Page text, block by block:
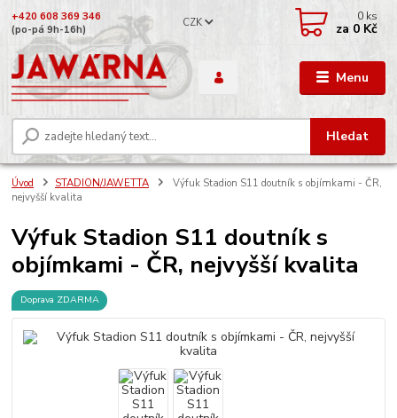
Menu
CZK
Hledat
+420 608 369 346
(po-pá 9h-16h)
0 ks
za 0 Kč
Úvod STADION/JAWETTA
Výfuk Stadion S11 doutník s objímkami - ČR,
nejvyšší kvalita
Výfuk Stadion S11 doutník s
objímkami - ČR, nejvyšší kvalita
Doprava ZDARMA